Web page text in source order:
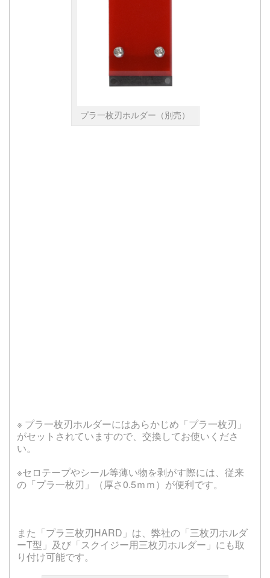
プラ一枚刃ホルダー（別売）
※ プラ一枚刃ホルダーにはあらかじめ「プラ一枚刃」
がセットされていますので、交換してお使いくださ
い。
※セロテープやシール等薄い物を剥がす際には、従来
の「プラ一枚刃」（厚さ0.5ｍｍ）が便利です。
また「プラ三枚刃HARD」は、弊社の「三枚刃ホルダ
ーT型」及び「スクイジー用三枚刃ホルダー」にも取
り付け可能です。